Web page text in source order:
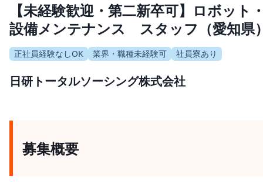
【未経験歓迎・第二新卒可】ロボット
設備メンテナンス スタッフ（愛知県
正社員経験なしOK 業界・職種未経験可 社員寮あり
日研トータルソーシング株式会社
募集概要